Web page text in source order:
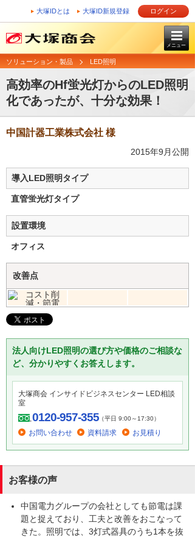
大塚IDとは 大塚ID新規登録 ログイン
メニュー
ソリューション・製品 LED照明
高効率のHf蛍光灯からのLED照明
化であったが、十分な効果！
中国計器工業株式会社 様
2015年9月公開
導入LED照明タイプ
直管蛍光灯タイプ
設置環境
オフィス
改善点
法人向けLED照明の選び方や価格のご相談な
ど、分かりやすくお答えします。
大塚商会 インサイドビジネスセンター LED相談
室
0120-957-355（平日 9:00～17:30）
お問い合わせ 資料請求 お見積り
お客様の声
中国電力グループの会社としても節電は課
題と捉えており、工夫と改善をおこなって
きた。照明では、3灯式器具のうち1本を抜